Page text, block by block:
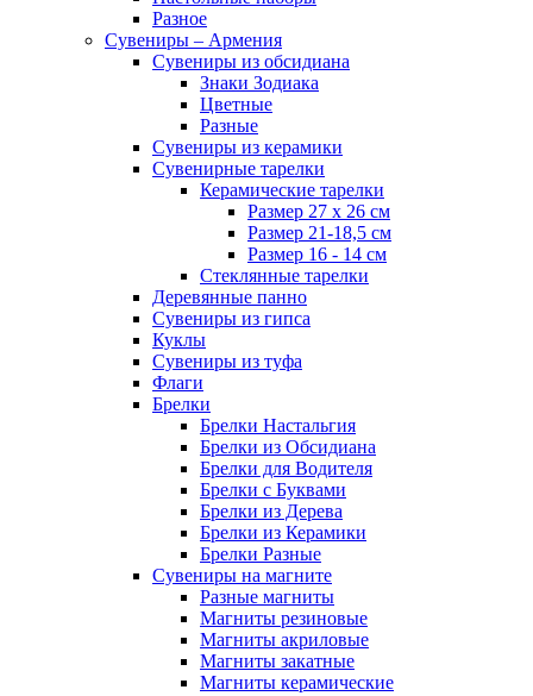
Разное
Сувениры – Армения
Сувениры из обсидиана
Знаки Зодиака
Цветные
Разные
Сувениры из керамики
Сувенирные тарелки
Керамические тарелки
Размер 27 х 26 см
Размер 21-18,5 см
Размер 16 - 14 см
Стеклянные тарелки
Деревянные панно
Сувениры из гипса
Куклы
Сувениры из туфа
Флаги
Брелки
Брелки Настальгия
Брелки из Обсидиана
Брелки для Водителя
Брелки с Буквами
Брелки из Дерева
Брелки из Керамики
Брелки Разные
Сувениры на магните
Разные магниты
Магниты резиновые
Магниты акриловые
Магниты закатные
Магниты керамические